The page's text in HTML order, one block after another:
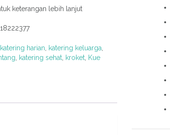
keterangan lebih lanjut
katering harian katering keluarga
katering sehat kroket Kue